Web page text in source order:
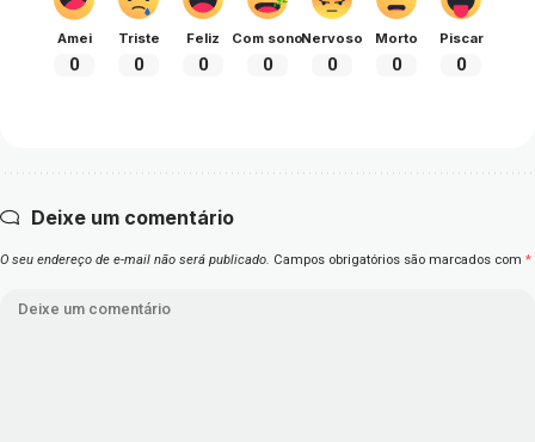
Amei
0
Triste
0
Feliz
0
Com sono
0
Nervoso
0
Morto
0
Piscar
0
Deixe um comentário
O seu endereço de e-mail não será publicado. Campos obrigatórios são marcados com *